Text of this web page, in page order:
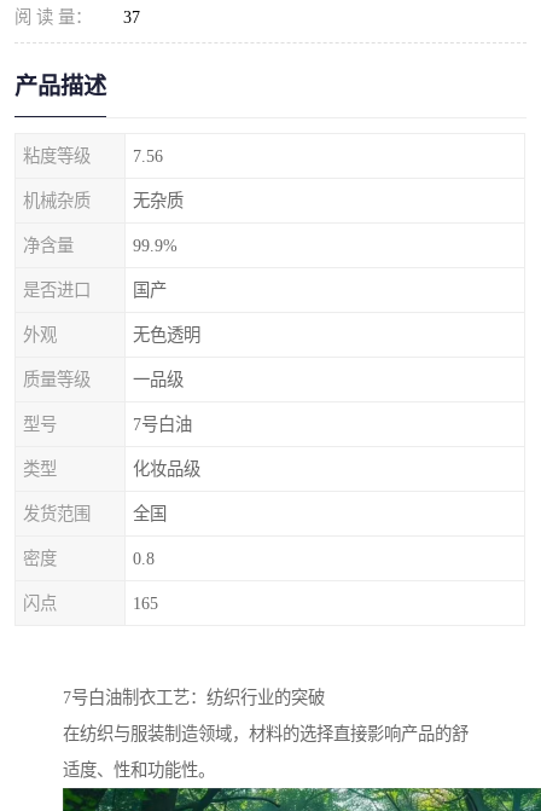
阅 读 量： 37
产品描述
粘度等级 7.56
机械杂质 无杂质
净含量 99.9%
是否进口 国产
外观 无色透明
质量等级 一品级
型号 7号白油
类型 化妆品级
发货范围 全国
密度 0.8
闪点 165
7号白油制衣工艺：纺织行业的突破
在纺织与服装制造领域，材料的选择直接影响产品的舒
适度、性和功能性。